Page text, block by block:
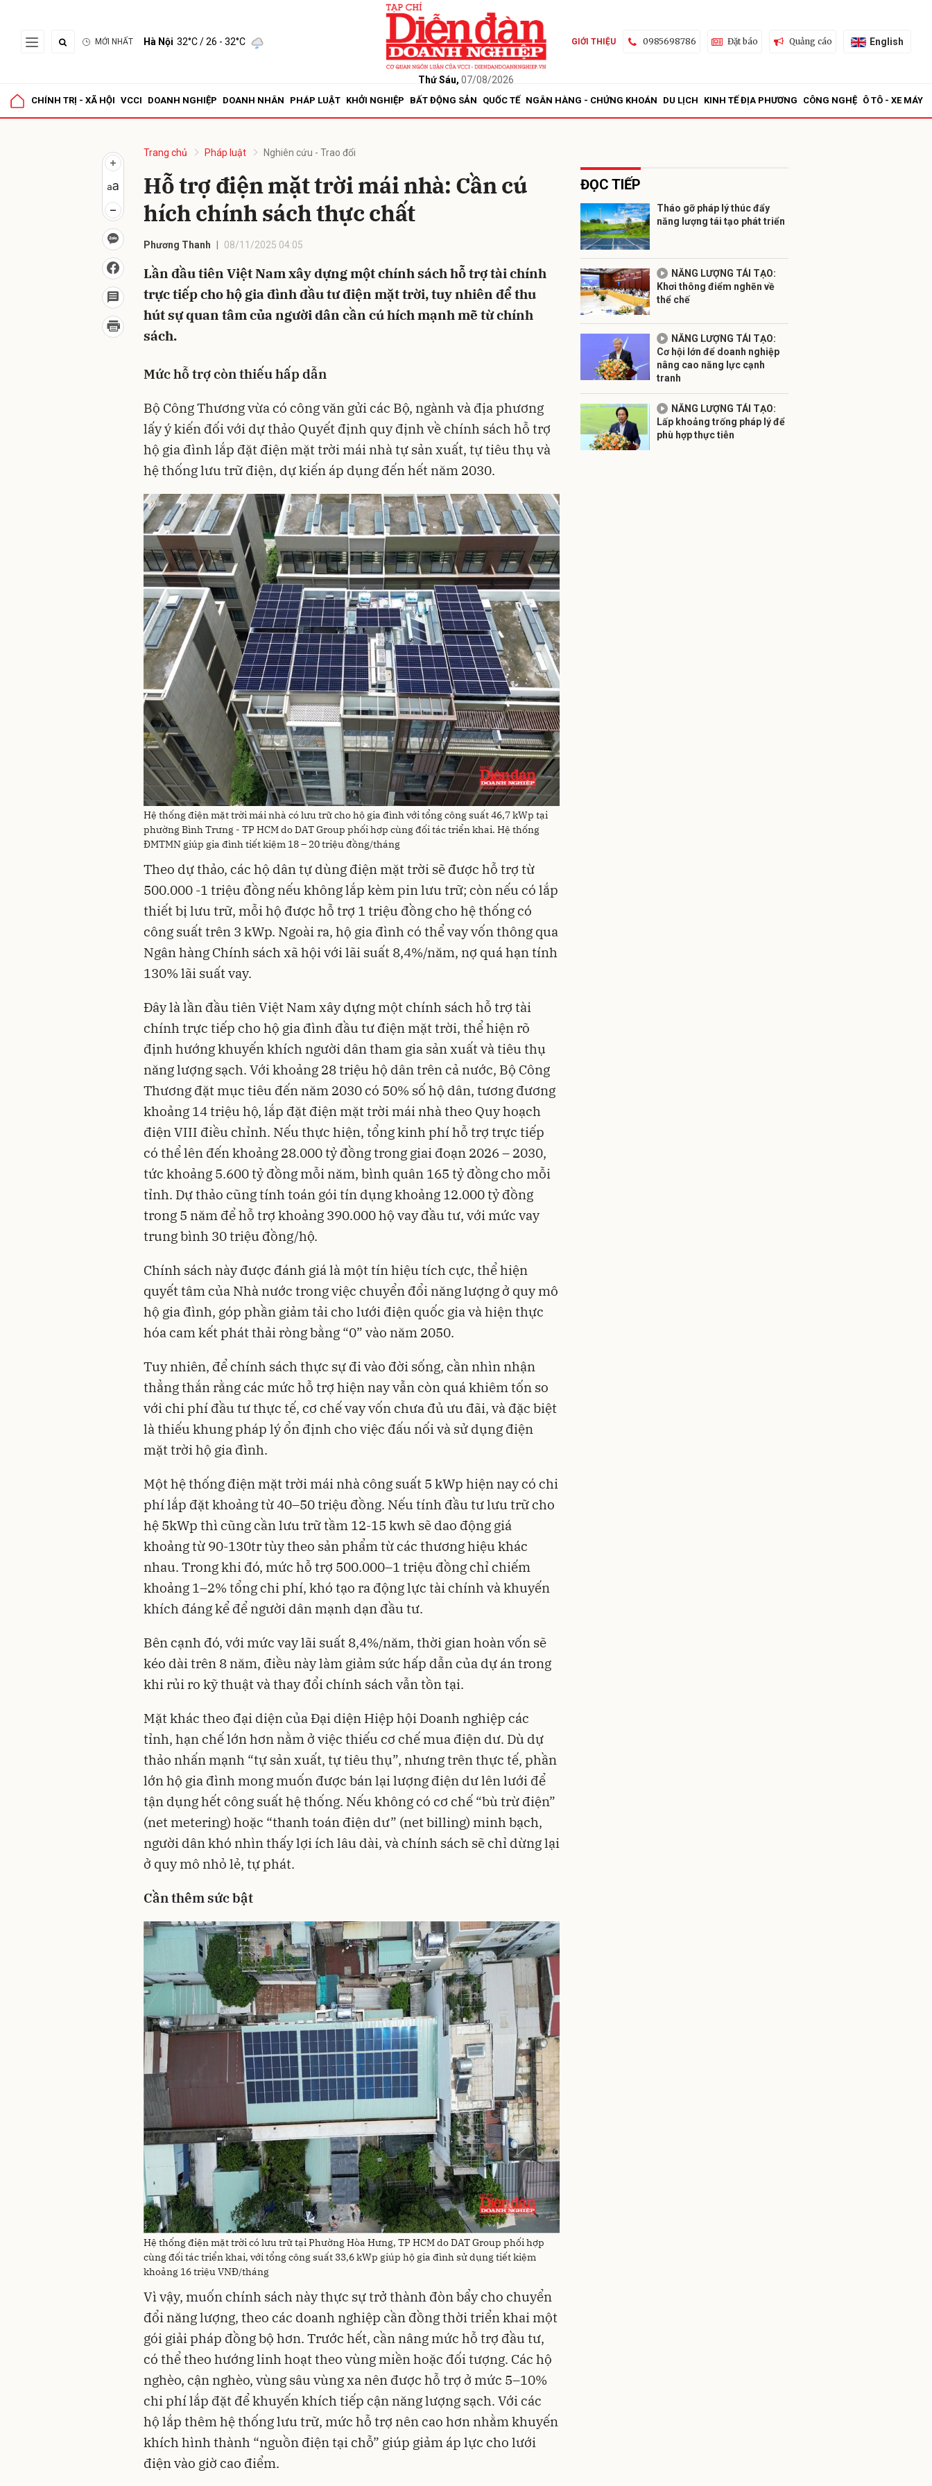
MỚI NHẤT Hà Nội 32°C/ 26 - 32°C
Thứ Sáu, 07/08/2026
GIỚI THIỆU 0985698786 Đặt báo Quảng cáo English
CHÍNH TRỊ - XÃ HỘI VCCI DOANH NGHIỆP DOANH NHÂN PHÁP LUẬT KHỞI NGHIỆP BẤT ĐỘNG SẢN QUỐC TẾ NGÂN HÀNG - CHỨNG KHOÁN DU LỊCH KINH TẾ ĐỊA PHƯƠNG CÔNG NGHỆ Ô TÔ - XE MÁY
Trang chủ Pháp luật Nghiên cứu - Trao đổi
Hỗ trợ điện mặt trời mái nhà: Cần cú
hích chính sách thực chất
Phương Thanh 08/11/2025 04:05
Lần đầu tiên Việt Nam xây dựng một chính sách hỗ trợ tài chính
trực tiếp cho hộ gia đình đầu tư điện mặt trời, tuy nhiên để thu
hút sự quan tâm của người dân cần cú hích mạnh mẽ từ chính
sách.
Mức hỗ trợ còn thiếu hấp dẫn
Bộ Công Thương vừa có công văn gửi các Bộ, ngành và địa phương
lấy ý kiến đối với dự thảo Quyết định quy định về chính sách hỗ trợ
hộ gia đình lắp đặt điện mặt trời mái nhà tự sản xuất, tự tiêu thụ và
hệ thống lưu trữ điện, dự kiến áp dụng đến hết năm 2030.
Hệ thống điện mặt trời mái nhà có lưu trữ cho hộ gia đình với tổng công suất 46,7 kWp tại
phường Bình Trưng - TP HCM do DAT Group phối hợp cùng đối tác triển khai. Hệ thống
ĐMTMN giúp gia đình tiết kiệm 18 – 20 triệu đồng/tháng
Theo dự thảo, các hộ dân tự dùng điện mặt trời sẽ được hỗ trợ từ
500.000 -1 triệu đồng nếu không lắp kèm pin lưu trữ; còn nếu có lắp
thiết bị lưu trữ, mỗi hộ được hỗ trợ 1 triệu đồng cho hệ thống có
công suất trên 3 kWp. Ngoài ra, hộ gia đình có thể vay vốn thông qua
Ngân hàng Chính sách xã hội với lãi suất 8,4%/năm, nợ quá hạn tính
130% lãi suất vay.
Đây là lần đầu tiên Việt Nam xây dựng một chính sách hỗ trợ tài
chính trực tiếp cho hộ gia đình đầu tư điện mặt trời, thể hiện rõ
định hướng khuyến khích người dân tham gia sản xuất và tiêu thụ
năng lượng sạch. Với khoảng 28 triệu hộ dân trên cả nước, Bộ Công
Thương đặt mục tiêu đến năm 2030 có 50% số hộ dân, tương đương
khoảng 14 triệu hộ, lắp đặt điện mặt trời mái nhà theo Quy hoạch
điện VIII điều chỉnh. Nếu thực hiện, tổng kinh phí hỗ trợ trực tiếp
có thể lên đến khoảng 28.000 tỷ đồng trong giai đoạn 2026 – 2030,
tức khoảng 5.600 tỷ đồng mỗi năm, bình quân 165 tỷ đồng cho mỗi
tỉnh. Dự thảo cũng tính toán gói tín dụng khoảng 12.000 tỷ đồng
trong 5 năm để hỗ trợ khoảng 390.000 hộ vay đầu tư, với mức vay
trung bình 30 triệu đồng/hộ.
Chính sách này được đánh giá là một tín hiệu tích cực, thể hiện
quyết tâm của Nhà nước trong việc chuyển đổi năng lượng ở quy mô
hộ gia đình, góp phần giảm tải cho lưới điện quốc gia và hiện thực
hóa cam kết phát thải ròng bằng “0” vào năm 2050.
Tuy nhiên, để chính sách thực sự đi vào đời sống, cần nhìn nhận
thẳng thắn rằng các mức hỗ trợ hiện nay vẫn còn quá khiêm tốn so
với chi phí đầu tư thực tế, cơ chế vay vốn chưa đủ ưu đãi, và đặc biệt
là thiếu khung pháp lý ổn định cho việc đấu nối và sử dụng điện
mặt trời hộ gia đình.
Một hệ thống điện mặt trời mái nhà công suất 5 kWp hiện nay có chi
phí lắp đặt khoảng từ 40–50 triệu đồng. Nếu tính đầu tư lưu trữ cho
hệ 5kWp thì cũng cần lưu trữ tầm 12-15 kwh sẽ dao động giá
khoảng từ 90-130tr tùy theo sản phẩm từ các thương hiệu khác
nhau. Trong khi đó, mức hỗ trợ 500.000–1 triệu đồng chỉ chiếm
khoảng 1–2% tổng chi phí, khó tạo ra động lực tài chính và khuyến
khích đáng kể để người dân mạnh dạn đầu tư.
Bên cạnh đó, với mức vay lãi suất 8,4%/năm, thời gian hoàn vốn sẽ
kéo dài trên 8 năm, điều này làm giảm sức hấp dẫn của dự án trong
khi rủi ro kỹ thuật và thay đổi chính sách vẫn tồn tại.
Mặt khác theo đại diện của Đại diện Hiệp hội Doanh nghiệp các
tỉnh, hạn chế lớn hơn nằm ở việc thiếu cơ chế mua điện dư. Dù dự
thảo nhấn mạnh “tự sản xuất, tự tiêu thụ”, nhưng trên thực tế, phần
lớn hộ gia đình mong muốn được bán lại lượng điện dư lên lưới để
tận dụng hết công suất hệ thống. Nếu không có cơ chế “bù trừ điện”
(net metering) hoặc “thanh toán điện dư” (net billing) minh bạch,
người dân khó nhìn thấy lợi ích lâu dài, và chính sách sẽ chỉ dừng lại
ở quy mô nhỏ lẻ, tự phát.
Cần thêm sức bật
Hệ thống điện mặt trời có lưu trữ tại Phường Hòa Hưng, TP HCM do DAT Group phối hợp
cùng đối tác triển khai, với tổng công suất 33,6 kWp giúp hộ gia đình sử dụng tiết kiệm
khoảng 16 triệu VNĐ/tháng
Vì vậy, muốn chính sách này thực sự trở thành đòn bẩy cho chuyển
đổi năng lượng, theo các doanh nghiệp cần đồng thời triển khai một
gói giải pháp đồng bộ hơn. Trước hết, cần nâng mức hỗ trợ đầu tư,
có thể theo hướng linh hoạt theo vùng miền hoặc đối tượng. Các hộ
nghèo, cận nghèo, vùng sâu vùng xa nên được hỗ trợ ở mức 5–10%
chi phí lắp đặt để khuyến khích tiếp cận năng lượng sạch. Với các
hộ lắp thêm hệ thống lưu trữ, mức hỗ trợ nên cao hơn nhằm khuyến
khích hình thành “nguồn điện tại chỗ” giúp giảm áp lực cho lưới
điện vào giờ cao điểm.
ĐỌC TIẾP
Tháo gỡ pháp lý thúc đẩy
năng lượng tái tạo phát triển
NĂNG LƯỢNG TÁI TẠO:
Khơi thông điểm nghẽn về
thể chế
NĂNG LƯỢNG TÁI TẠO:
Cơ hội lớn để doanh nghiệp
nâng cao năng lực cạnh
tranh
NĂNG LƯỢNG TÁI TẠO:
Lấp khoảng trống pháp lý để
phù hợp thực tiễn
Gửi